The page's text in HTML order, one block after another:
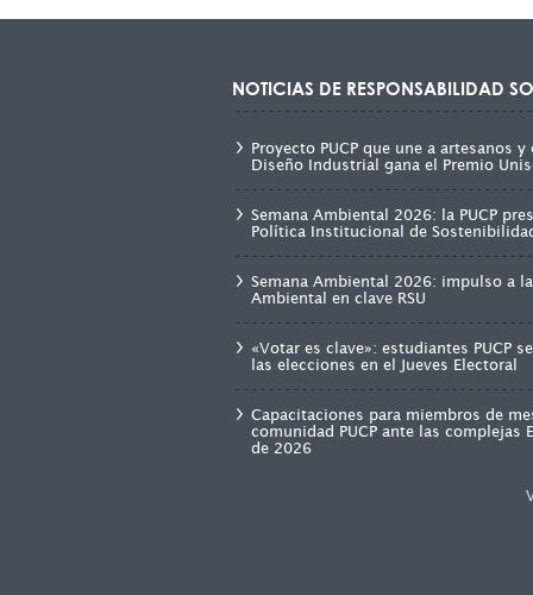
NOTICIAS DE RESPONSABILIDAD
Proyecto PUCP que une a artesanos
Diseño Industrial gana el Premio
Semana Ambiental 2026: la PUCP
Política Institucional de
Semana Ambiental 2026: impulso a
Ambiental en clave RSU
«Votar es clave»: estudiantes PUCP
las elecciones en el Jueves Electoral
Capacitaciones para miembros de
comunidad PUCP ante las complejas
de 2026